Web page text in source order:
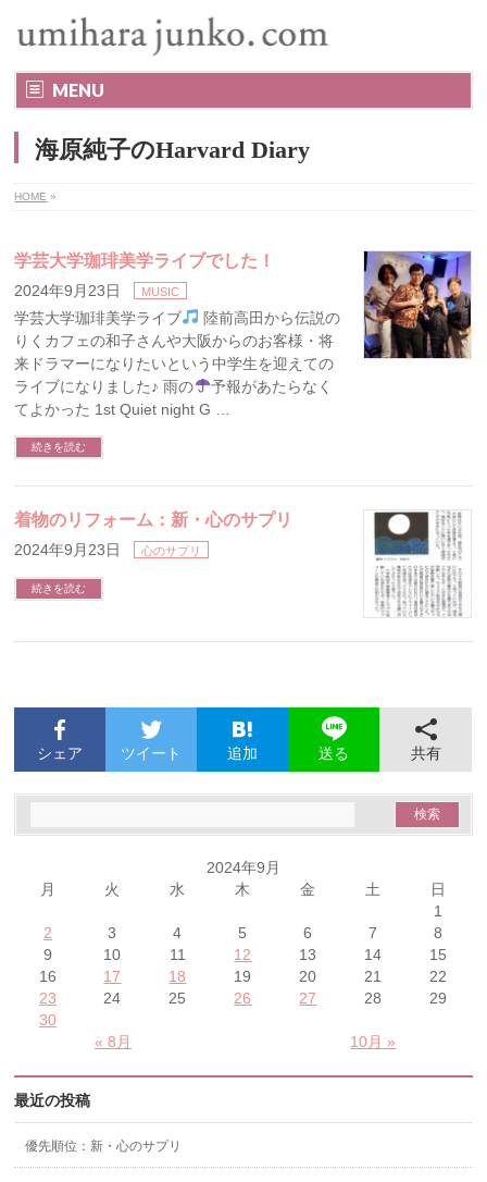
MENU
海原純子のHarvard Diary
HOME »
学芸大学珈琲美学ライブでした！
2024年9月23日 MUSIC
学芸大学珈琲美学ライブ
陸前高田から伝説の
りくカフェの和子さんや大阪からのお客様・将
来ドラマーになりたいという中学生を迎えての
ライブになりました♪ 雨の
予報があたらなく
てよかった 1st Quiet night G …
続きを読む
着物のリフォーム：新・心のサプリ
2024年9月23日 心のサプリ
続きを読む
シェア ツイート 追加 送る 共有
2024年9月
月
火 水 木 金 土 日
« 8月 10月 »
1
2
3 4 5 6 7
8
9
10 11 12 13 14
15
16
17 18 19 20 21
22
23
24 25 26 27 28
29
30
最近の投稿
優先順位：新・心のサプリ